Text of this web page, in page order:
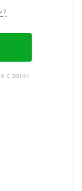
с вами